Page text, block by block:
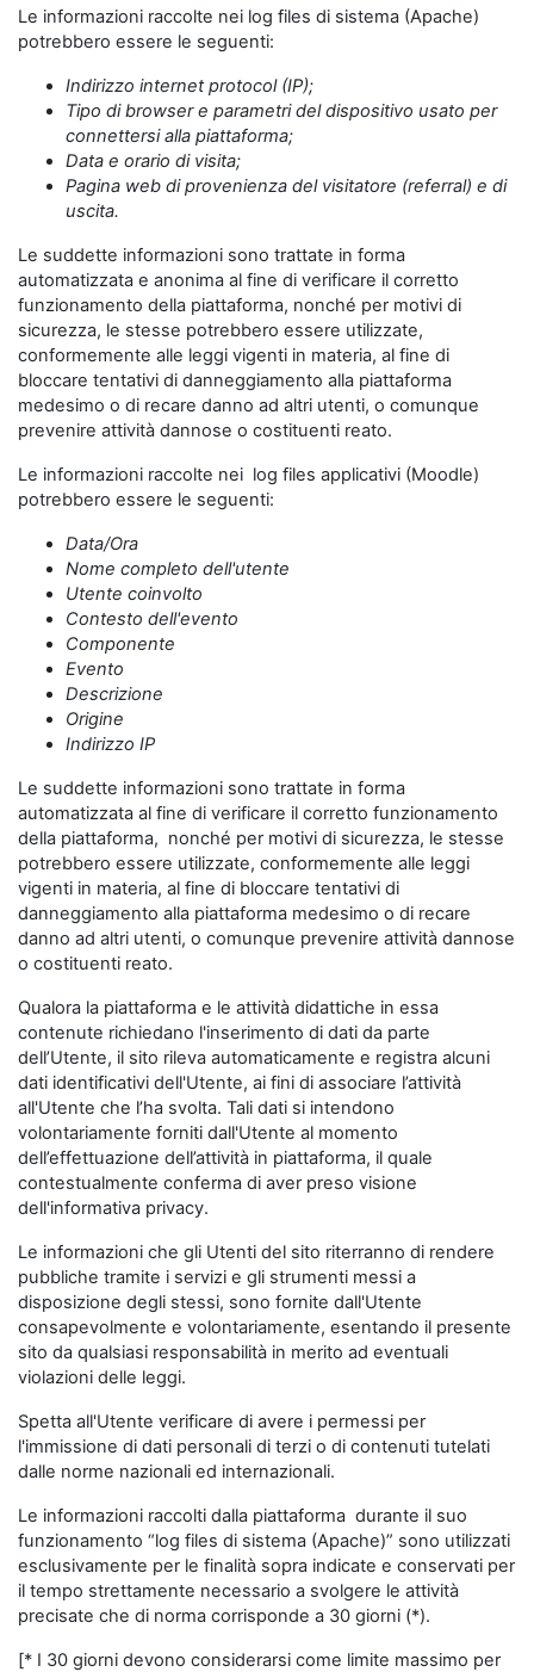
Le informazioni raccolte nei log files di sistema (Apache)
potrebbero essere le seguenti:
Indirizzo internet protocol (IP);
Tipo di browser e parametri del dispositivo usato per
connettersi alla piattaforma;
Data e orario di visita;
Pagina web di provenienza del visitatore (referral) e di
uscita.
Le suddette informazioni sono trattate in forma
automatizzata e anonima al fine di verificare il corretto
funzionamento della piattaforma, nonché per motivi di
sicurezza, le stesse potrebbero essere utilizzate,
conformemente alle leggi vigenti in materia, al fine di
bloccare tentativi di danneggiamento alla piattaforma
medesimo o di recare danno ad altri utenti, o comunque
prevenire attività dannose o costituenti reato.
Le informazioni raccolte nei log files applicativi (Moodle)
potrebbero essere le seguenti:
Data/Ora
Nome completo dell'utente
Utente coinvolto
Contesto dell'evento
Componente
Evento
Descrizione
Origine
Indirizzo IP
Le suddette informazioni sono trattate in forma
automatizzata al fine di verificare il corretto funzionamento
della piattaforma, nonché per motivi di sicurezza, le stesse
potrebbero essere utilizzate, conformemente alle leggi
vigenti in materia, al fine di bloccare tentativi di
danneggiamento alla piattaforma medesimo o di recare
danno ad altri utenti, o comunque prevenire attività dannose
o costituenti reato.
Qualora la piattaforma e le attività didattiche in essa
contenute richiedano l'inserimento di dati da parte
dell’Utente, il sito rileva automaticamente e registra alcuni
dati identificativi dell'Utente, ai fini di associare l’attività
all'Utente che l’ha svolta. Tali dati si intendono
volontariamente forniti dall'Utente al momento
dell’effettuazione dell’attività in piattaforma, il quale
contestualmente conferma di aver preso visione
dell'informativa privacy.
Le informazioni che gli Utenti del sito riterranno di rendere
pubbliche tramite i servizi e gli strumenti messi a
disposizione degli stessi, sono fornite dall'Utente
consapevolmente e volontariamente, esentando il presente
sito da qualsiasi responsabilità in merito ad eventuali
violazioni delle leggi.
Spetta all'Utente verificare di avere i permessi per
l'immissione di dati personali di terzi o di contenuti tutelati
dalle norme nazionali ed internazionali.
Le informazioni raccolti dalla piattaforma durante il suo
funzionamento “log files di sistema (Apache)” sono utilizzati
esclusivamente per le finalità sopra indicate e conservati per
il tempo strettamente necessario a svolgere le attività
precisate che di norma corrisponde a 30 giorni (*).
[* I 30 giorni devono considerarsi come limite massimo per